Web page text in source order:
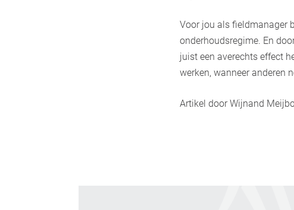
Voor jou als fieldmanager
onderhoudsregime. En
juist een averechts effect
werken, wanneer anderen
Artikel door Wijnand